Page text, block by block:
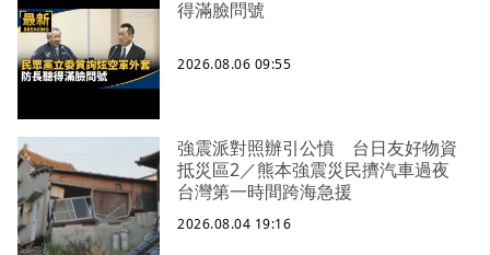
得滿臉問號
2026.08.06 09:55
強震派對照辦引公憤 台日友好物資
抵災區2／熊本強震災民擠汽車過夜
台灣第一時間跨海急援
2026.08.04 19:16